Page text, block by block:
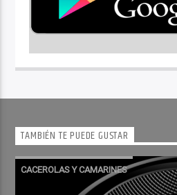
TAMBIÉN TE PUEDE GUSTAR
CACEROLAS Y CAMARINES